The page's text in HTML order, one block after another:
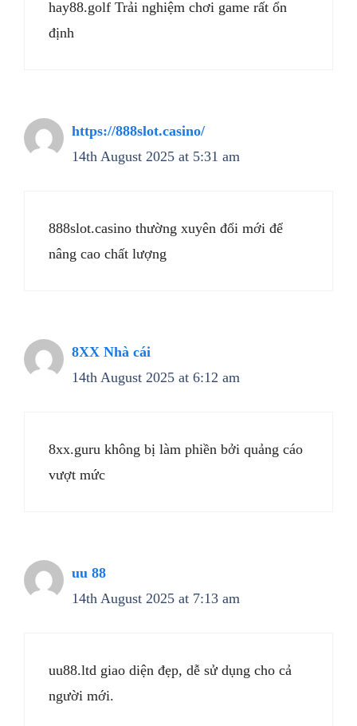
hay88.golf Trải nghiệm chơi game rất ổn
định
https://888slot.casino/
14th August 2025 at 5:31 am
888slot.casino thường xuyên đổi mới để
nâng cao chất lượng
8XX Nhà cái
14th August 2025 at 6:12 am
8xx.guru không bị làm phiền bởi quảng cáo
vượt mức
uu 88
14th August 2025 at 7:13 am
uu88.ltd giao diện đẹp, dễ sử dụng cho cả
người mới.